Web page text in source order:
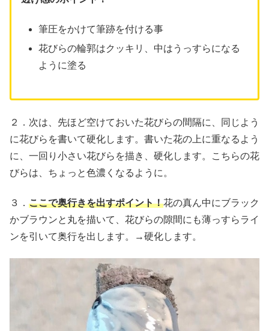
筆圧をかけて筆跡を付ける事
花びらの輪郭はクッキリ、中はうっすらになる
ように塗る
２．次は、先ほど空けておいた花びらの間隔に、同じよう
に花びらを書いて硬化します。書いた花の上に重なるよう
に、一回り小さい花びらを描き、硬化します。こちらの花
びらは、ちょっと色濃くなるように。
３． ここで奥行きを出すポイント！花の真ん中にブラック
かブラウンと丸を描いて、花びらの隙間にも薄っすらライ
ンを引いて奥行を出します。→硬化します。